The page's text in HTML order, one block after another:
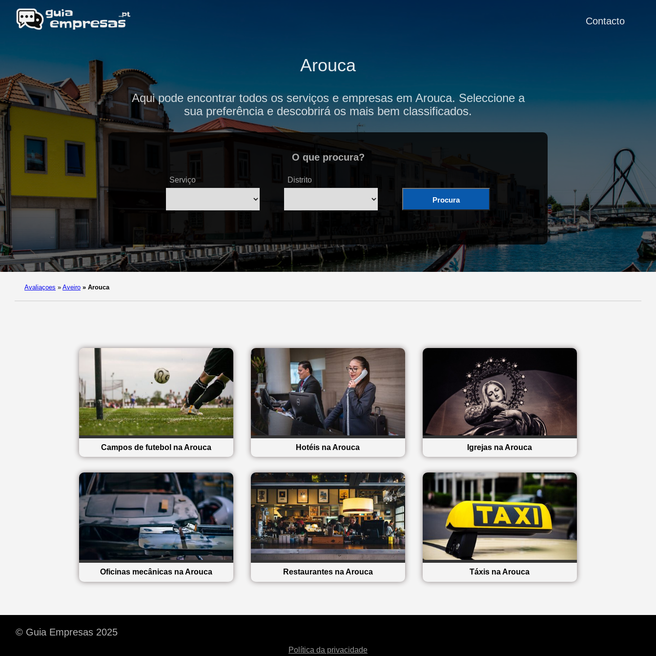
Contacto
Arouca
Aqui pode encontrar todos os serviços e empresas em Arouca. Seleccione a
sua preferência e descobrirá os mais bem classificados.
O que procura?
Serviço Distrito
Procura
Avaliaçoes » Aveiro » Arouca
Campos de futebol na Arouca Hotéis na Arouca Igrejas na Arouca
Oficinas mecânicas na Arouca Restaurantes na Arouca Táxis na Arouca
© Guia Empresas 2025
Política da privacidade